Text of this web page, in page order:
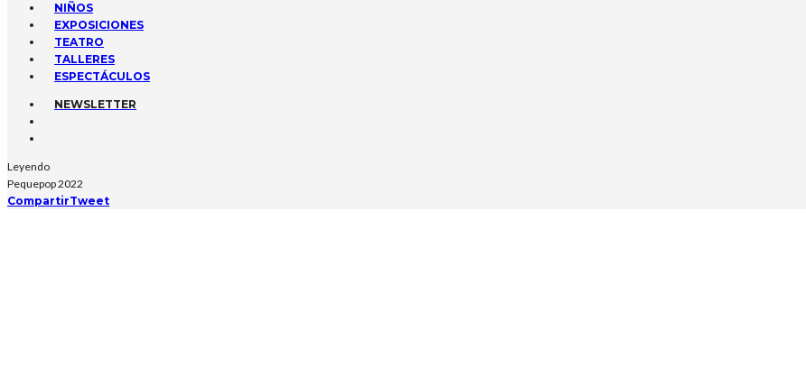
NIÑOS
EXPOSICIONES
TEATRO
TALLERES
ESPECTÁCULOS
NEWSLETTER
Leyendo
Pequepop 2022
CompartirTweet